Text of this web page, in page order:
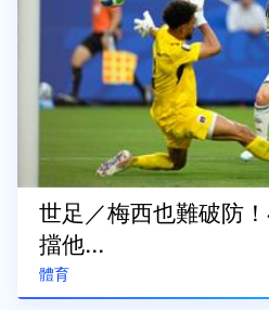
體育
世足／梅西也難破防
擋他...